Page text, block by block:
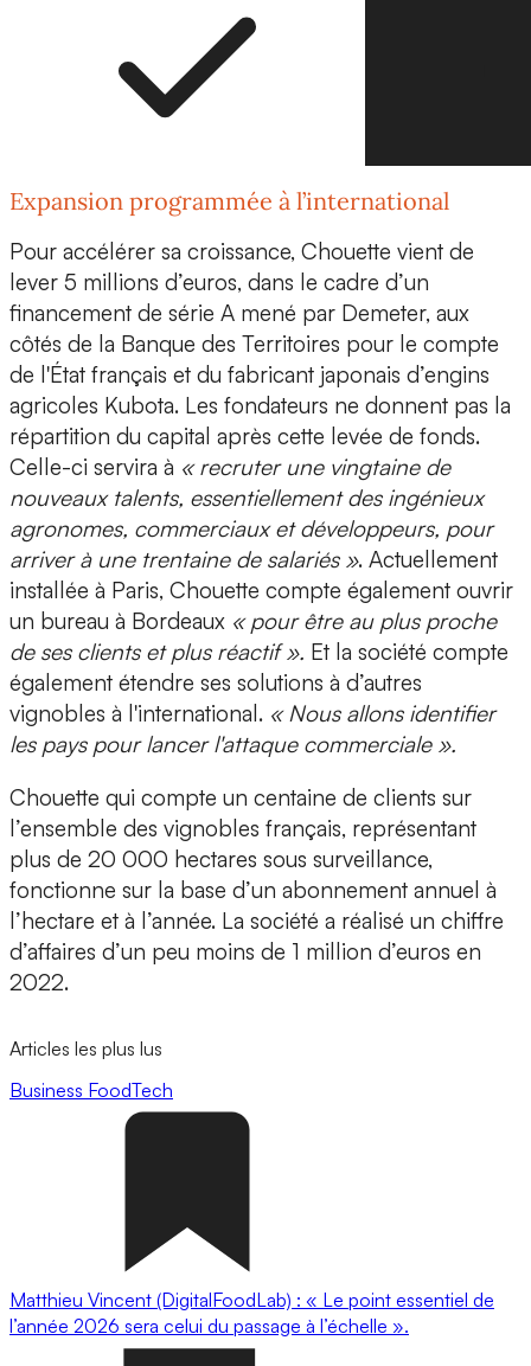
Expansion programmée à l’international
Pour accélérer sa croissance, Chouette vient de
lever 5 millions d’euros, dans le cadre d’un
financement de série A mené par Demeter, aux
côtés de la Banque des Territoires pour le compte
de l'État français et du fabricant japonais d’engins
agricoles Kubota. Les fondateurs ne donnent pas la
répartition du capital après cette levée de fonds.
Celle-ci servira à « recruter une vingtaine de
nouveaux talents, essentiellement des ingénieux
agronomes, commerciaux et développeurs, pour
arriver à une trentaine de salariés ». Actuellement
installée à Paris, Chouette compte également ouvrir
un bureau à Bordeaux « pour être au plus proche
de ses clients et plus réactif ». Et la société compte
également étendre ses solutions à d’autres
vignobles à l'international. « Nous allons identifier
les pays pour lancer l'attaque commerciale ».
Chouette qui compte un centaine de clients sur
l’ensemble des vignobles français, représentant
plus de 20 000 hectares sous surveillance,
fonctionne sur la base d’un abonnement annuel à
l’hectare et à l’année. La société a réalisé un chiffre
d’affaires d’un peu moins de 1 million d’euros en
2022.
Articles les plus lus
Business FoodTech
Matthieu Vincent (DigitalFoodLab) : « Le point essentiel de
l’année 2026 sera celui du passage à l’échelle ».